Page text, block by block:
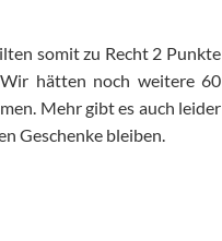
somit zu Recht 2 Punkte
hätten noch weitere 60
Mehr gibt es auch leider
Geschenke bleiben.